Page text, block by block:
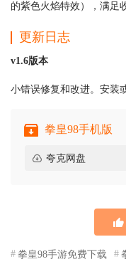
的紫色火焰特效），满足
更新日志
v1.6版本
小错误修复和改进。安装
拳皇98手机版
夸克网盘
拳皇98手游免费下载